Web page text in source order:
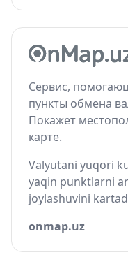
Сервис,
пункты обмена
Покажет
карте.
Valyutani yuqori
yaqin punktlarni
joylashuvini
onmap.uz